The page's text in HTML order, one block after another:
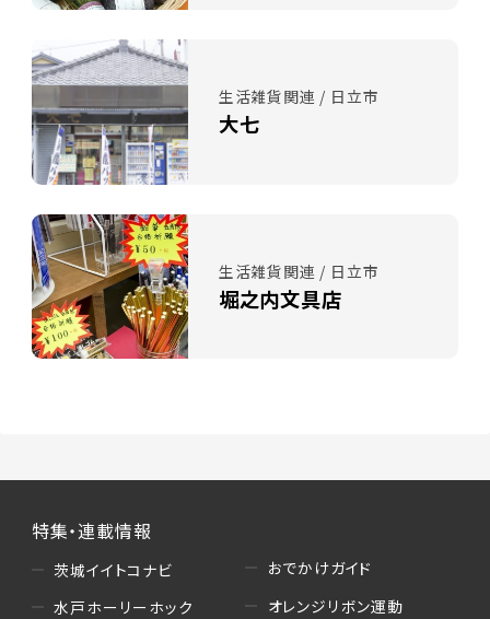
生活雑貨関連 / 日立市
大七
生活雑貨関連 / 日立市
堀之内文具店
特集・連載情報
茨城イイトコナビ
水戸ホーリーホック
おでかけガイド
オレンジリボン運動